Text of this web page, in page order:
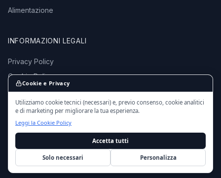
Alimentazione
INFORMAZIONI LEGALI
Privacy Policy
Cookie Policy
Termini e Condizioni
© 2016 - 2026 EmporioMotori.it — Tutti i diritti riservati.
Ricambi auto usati da autodemolizioni certificate in Italia.
Cookie e Privacy
Utilizziamo cookie tecnici (necessari) e, previo consenso, cookie analitici
e di marketing per migliorare la tua esperienza.
Leggi la Cookie Policy
Accetta tutti
Solo necessari Personalizza